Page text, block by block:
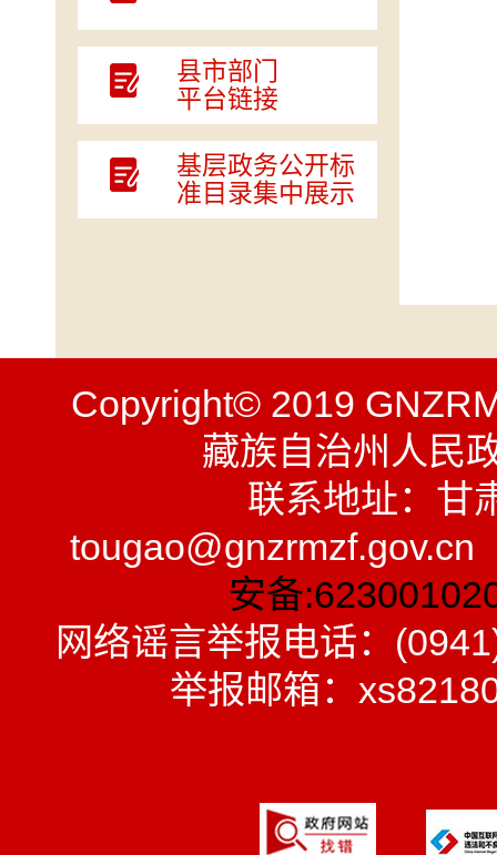
县市部门
平台链接
基层政务公开标
准目录集中展示
Copyright© 2019
藏族自治州人民
联系地址：甘
安备
网络谣言举报电话：
举报邮箱：